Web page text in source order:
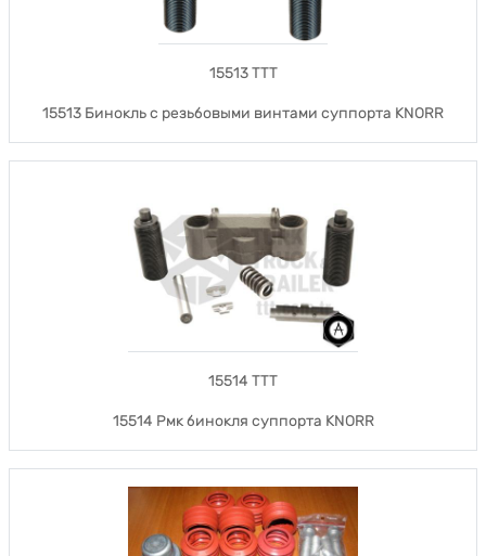
15513 TTT
15513 Бинокль с резьбовыми винтами суппорта KNORR
15514 TTT
15514 Рмк бинокля суппорта KNORR